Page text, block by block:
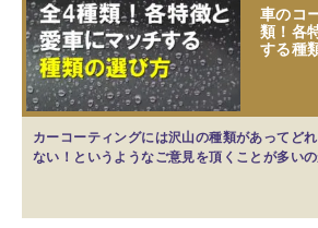
車のコ
類！各
する種
カーコーティングには沢山の種類があってど
ない！というようなご意見を頂くことが多い